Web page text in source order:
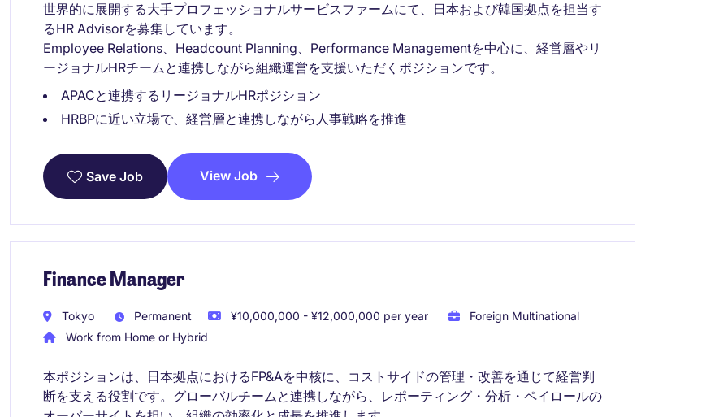
世界的に展開する大手プロフェッショナルサービスファームにて、日本および韓国拠点を担当す
るHR Advisorを募集しています。
Employee Relations、Headcount Planning、Performance Managementを中心に、経営層やリ
ージョナルHRチームと連携しながら組織運営を支援いただくポジションです。
APACと連携するリージョナルHRポジション
HRBPに近い立場で、経営層と連携しながら人事戦略を推進
Save Job View Job
Finance Manager
Tokyo Permanent ¥10,000,000 - ¥12,000,000 per year
Foreign Multinational
Work from Home or Hybrid
本ポジションは、日本拠点におけるFP&Aを中核に、コストサイドの管理・改善を通じて経営判
断を支える役割です。グローバルチームと連携しながら、レポーティング・分析・ペイロールの